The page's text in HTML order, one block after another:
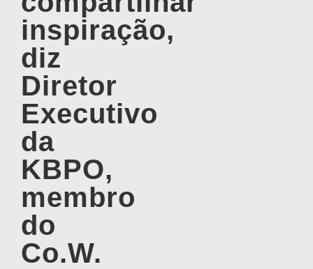
inspiração,
diz
Diretor
Executivo
da
KBPO,
membro
do
Co.W.